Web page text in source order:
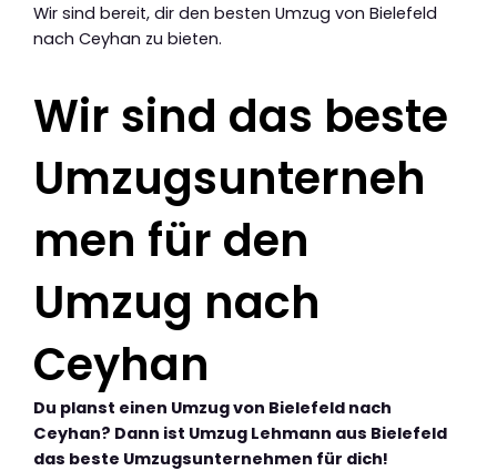
Wir sind bereit, dir den besten Umzug von Bielefeld
nach Ceyhan zu bieten.
Wir sind das beste
Umzugsunterneh
men für den
Umzug nach
Ceyhan
Du planst einen Umzug von Bielefeld nach
Ceyhan? Dann ist Umzug Lehmann aus Bielefeld
das beste Umzugsunternehmen für dich!